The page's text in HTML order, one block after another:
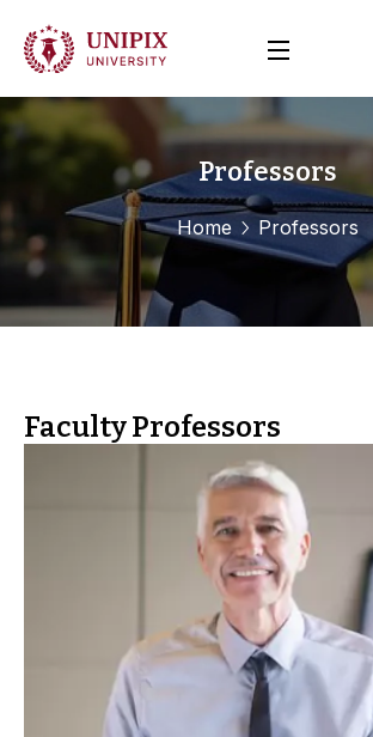
Professors
Home Professors
Faculty Professors